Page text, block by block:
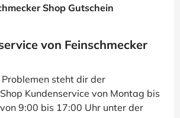
Shop Gutschein
von Feinschmecker
steht dir der
Kundenservice von Montag bis
9:00 bis 17:00 Uhr unter der